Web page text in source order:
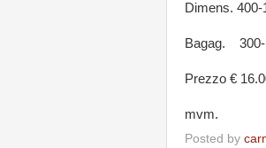
Dimens.
Bagag. 300-
Prezzo €
mvm.
Posted by